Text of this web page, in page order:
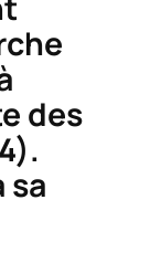
des
sa